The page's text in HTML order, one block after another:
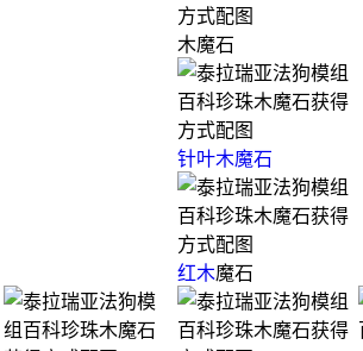
木魔石
针叶木魔石
红木魔石